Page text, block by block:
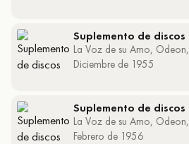
Suplemento de discos
La Voz de su Amo,
Diciembre de 1955
Suplemento de discos
La Voz de su Amo,
Febrero de 1956